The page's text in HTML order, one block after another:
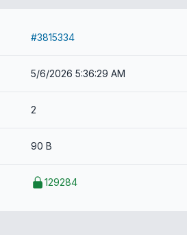
#3815334
5/6/2026 5:36:29 AM
2
90 B
129284